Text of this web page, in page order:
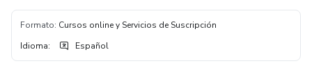
Formato: Cursos online y Servicios de Suscripción
Idioma: Español